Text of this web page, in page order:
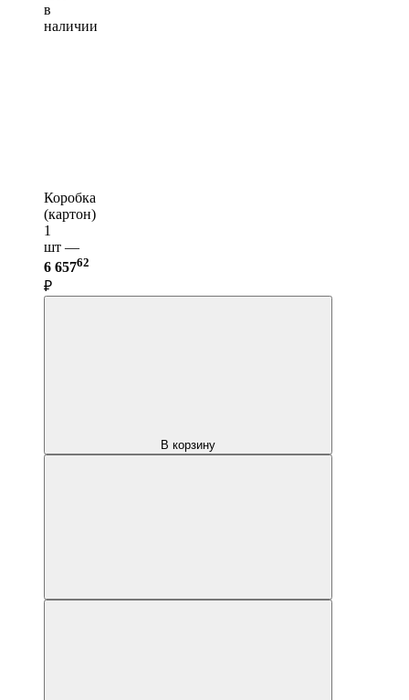
в
наличии
Коробка
(картон)
1
шт —
6 65762
₽
В корзину